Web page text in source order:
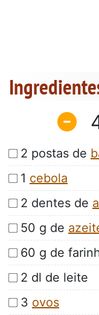
2 postas de
1 cebola
2 dentes de
50 g de
60 g de
2 dl de leite
3 ovos